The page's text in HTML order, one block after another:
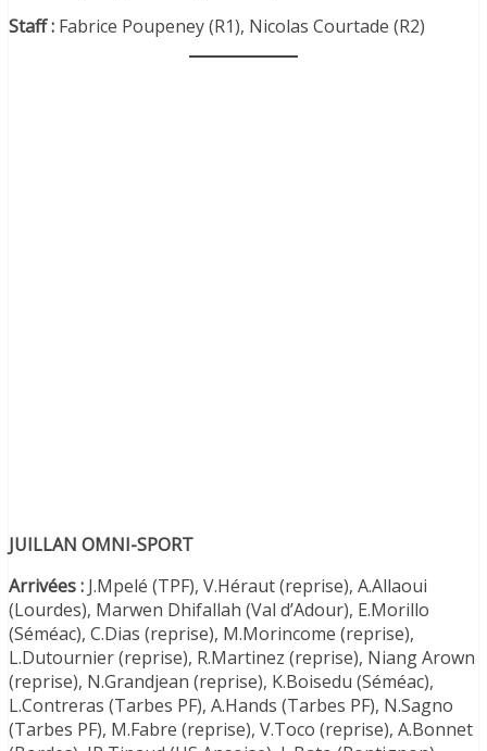
Staff : Fabrice Poupeney (R1), Nicolas Courtade (R2)
JUILLAN OMNI-SPORT
Arrivées : J.Mpelé (TPF), V.Héraut (reprise), A.Allaoui
(Lourdes), Marwen Dhifallah (Val d’Adour), E.Morillo
(Séméac), C.Dias (reprise), M.Morincome (reprise),
L.Dutournier (reprise), R.Martinez (reprise), Niang Arown
(reprise), N.Grandjean (reprise), K.Boisedu (Séméac),
L.Contreras (Tarbes PF), A.Hands (Tarbes PF), N.Sagno
(Tarbes PF), M.Fabre (reprise), V.Toco (reprise), A.Bonnet